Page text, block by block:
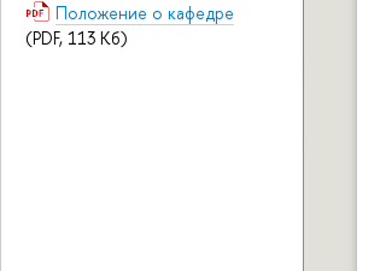
Положение о кафедре
(PDF, 113 Кб)